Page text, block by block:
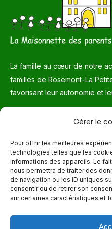
Gérer le
Pour offrir les meilleures
technologies telles que les
informations des appareils. Le
nous permettra de traiter des
de navigation ou les ID uniques
consentir ou de retirer son
sur certaines caractéristiques et
La famille au cœur de notre
familles de Rosemont–La
favorisant leur autonomie et
Courriel
Trouvez nous sur :